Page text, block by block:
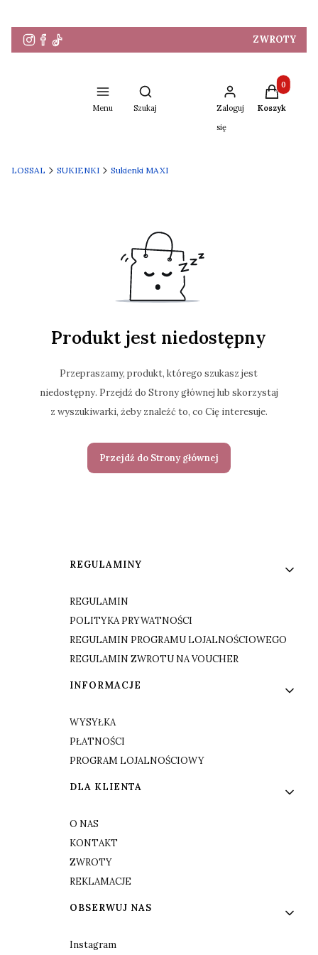
ZWROTY
Menu
Otwórz wyszukiwarkę
Szukaj
Zaloguj
się
Produkty
Koszyk
LOSSAL SUKIENKI Sukienki MAXI
Produkt jest niedostępny
Przepraszamy, produkt, którego szukasz jest
niedostępny. Przejdź do Strony głównej lub skorzystaj
z wyszukiwarki, żeby znaleźć to, co Cię interesuje.
Przejdź do Strony głównej
Linki w stopce
REGULAMINY
REGULAMIN
POLITYKA PRYWATNOŚCI
REGULAMIN PROGRAMU LOJALNOŚCIOWEGO
REGULAMIN ZWROTU NA VOUCHER
INFORMACJE
WYSYŁKA
PŁATNOŚCI
PROGRAM LOJALNOŚCIOWY
DLA KLIENTA
O NAS
KONTAKT
ZWROTY
REKLAMACJE
OBSERWUJ NAS
Instagram